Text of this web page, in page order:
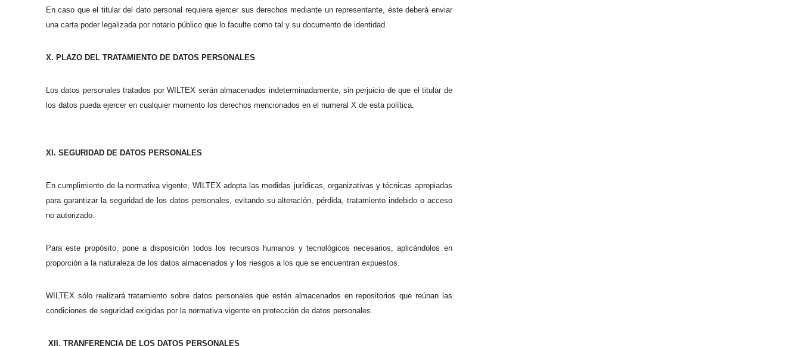
En caso que el titular del dato personal requiera ejercer sus derechos mediante un representante, éste deberá enviar
una carta poder legalizada por notario público que lo faculte como tal y su documento de identidad.
X. PLAZO DEL TRATAMIENTO DE DATOS PERSONALES
Los datos personales tratados por WILTEX serán almacenados indeterminadamente, sin perjuicio de que el titular de
los datos pueda ejercer en cualquier momento los derechos mencionados en el numeral X de esta política.
XI. SEGURIDAD DE DATOS PERSONALES
En cumplimiento de la normativa vigente, WILTEX adopta las medidas jurídicas, organizativas y técnicas apropiadas
para garantizar la seguridad de los datos personales, evitando su alteración, pérdida, tratamiento indebido o acceso
no autorizado.
Para este propósito, pone a disposición todos los recursos humanos y tecnológicos necesarios, aplicándolos en
proporción a la naturaleza de los datos almacenados y los riesgos a los que se encuentran expuestos.
WILTEX sólo realizará tratamiento sobre datos personales que estén almacenados en repositorios que reúnan las
condiciones de seguridad exigidas por la normativa vigente en protección de datos personales.
XII. TRANFERENCIA DE LOS DATOS PERSONALES